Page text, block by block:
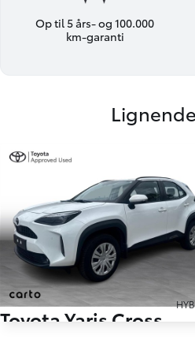
Op til 5 års- og 100.000
km-garanti
Toyota Yaris Cross